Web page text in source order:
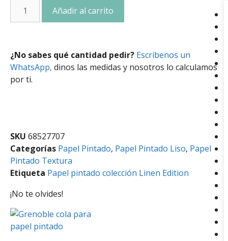
Añadir al carrito
¿No sabes qué cantidad pedir? Escríbenos un
WhatsApp, dinos las medidas y nosotros lo calculamos
por ti.
SKU 68527707
Categorías Papel Pintado, Papel Pintado Liso, Papel
Pintado Textura
Etiqueta Papel pintado colección Linen Edition
¡No te olvides!